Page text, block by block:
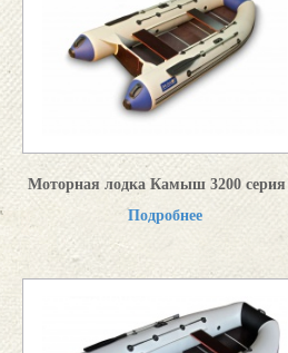
Моторная лодка Камыш 3200 серия
Подробнее